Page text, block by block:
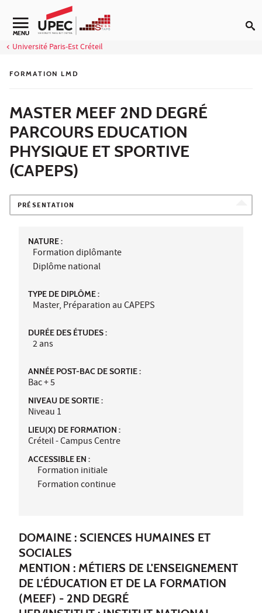
Aller au contenu
Navigation secondaire
MENU
Université Paris-Est Créteil
FORMATION LMD
MASTER MEEF 2ND DEGRÉ
PARCOURS EDUCATION
PHYSIQUE ET SPORTIVE
(CAPEPS)
PRÉSENTATION
NATURE :
Formation diplômante
Diplôme national
TYPE DE DIPLÔME :
Master, Préparation au CAPEPS
DURÉE DES ÉTUDES :
2 ans
ANNÉE POST-BAC DE SORTIE :
Bac + 5
NIVEAU DE SORTIE :
Niveau 1
LIEU(X) DE FORMATION :
Créteil - Campus Centre
ACCESSIBLE EN :
Formation initiale
Formation continue
DOMAINE : SCIENCES HUMAINES ET
SOCIALES
MENTION : MÉTIERS DE L'ENSEIGNEMENT
DE L'ÉDUCATION ET DE LA FORMATION
(MEEF) - 2ND DEGRÉ